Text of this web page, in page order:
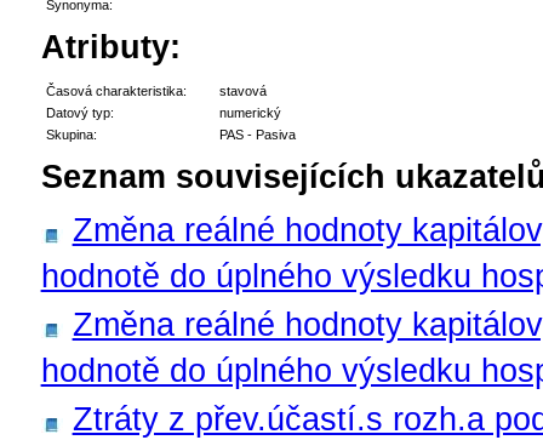
Synonyma:
Atributy:
Časová charakteristika:
stavová
Datový typ:
numerický
Skupina:
PAS - Pasiva
Seznam souvisejících
Změna reálné hodnoty
hodnotě do úplného výsledku
Změna reálné hodnoty
hodnotě do úplného výsledku
Ztráty z přev.účastí.s rozh.a